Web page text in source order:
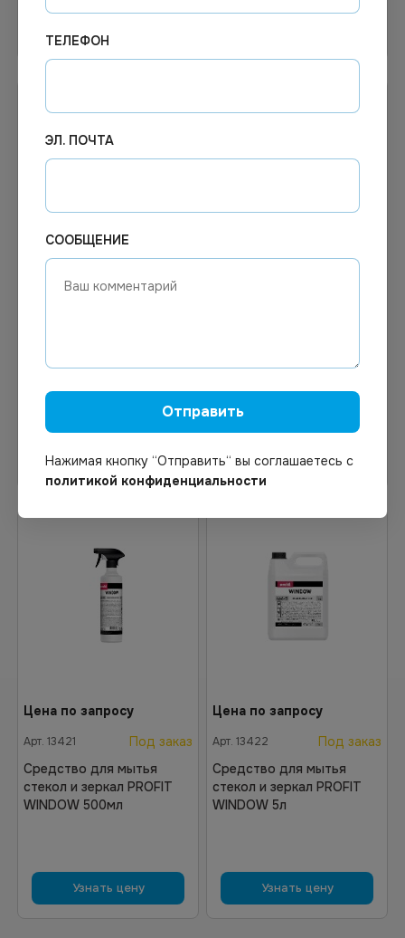
478.50₽
В корзину В корзину
Цена по запросу
Арт. 13421
Под заказ
Средство для мытья
стекол и зеркал PROFIT
WINDOW 500мл
Узнать цену
Цена по запросу
Арт. 13422
Под заказ
Средство для мытья
стекол и зеркал PROFIT
WINDOW 5л
Узнать цену
ТЕЛЕФОН
ЭЛ. ПОЧТА
СООБЩЕНИЕ
Отправить
Нажимая кнопку “Отправить“ вы соглашаетесь с
политикой конфиденциальности